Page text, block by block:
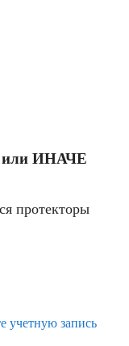
или ИНАЧЕ
протекторы
учетную запись